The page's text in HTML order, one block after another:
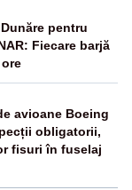
pentru
Fiecare barjă
avioane Boeing
obligatorii,
fisuri în fuselaj